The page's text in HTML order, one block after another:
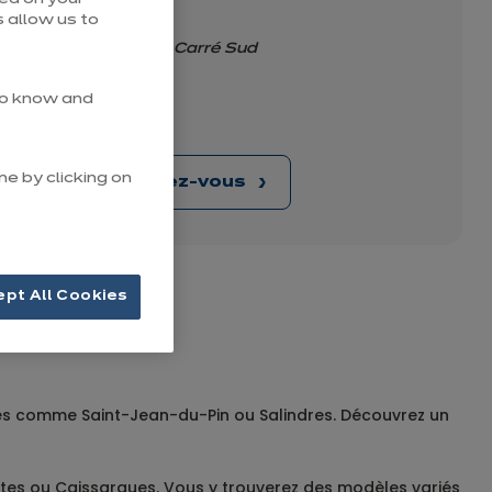
Commercial Carré Sud
Prendre rendez-vous
comme Saint-Jean-du-Pin ou Salindres. Découvrez un
ou Caissargues. Vous y trouverez des modèles variés
allow us to
know and
by clicking on
All Cookies